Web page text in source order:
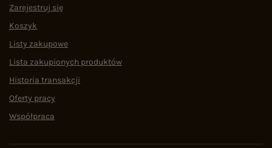
Zarejestruj się
Koszyk
Listy zakupowe
Lista zakupionych produktów
Historia transakcji
Oferty pracy
Współpraca